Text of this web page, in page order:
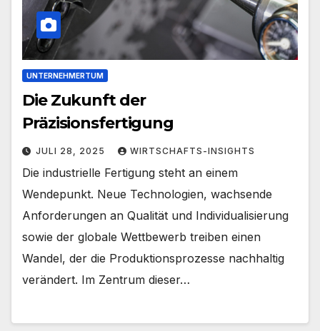
UNTERNEHMERTUM
Die Zukunft der
Präzisionsfertigung
JULI 28, 2025 WIRTSCHAFTS-INSIGHTS
Die industrielle Fertigung steht an einem
Wendepunkt. Neue Technologien, wachsende
Anforderungen an Qualität und Individualisierung
sowie der globale Wettbewerb treiben einen
Wandel, der die Produktionsprozesse nachhaltig
verändert. Im Zentrum dieser…